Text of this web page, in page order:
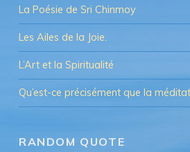
La Poésie de Sri Chinmoy
Les Ailes de la Joie.
L’Art et la Spiritualité
Qu’est-ce précisément que la
RANDOM QUOTE